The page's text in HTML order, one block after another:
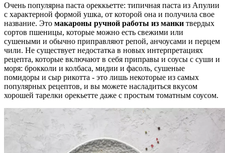
Очень популярна паста ореккьетте: типичная паста из Апулии
с характерной формой ушка, от которой она и получила свое
название. Это макароны ручной работы из манки твердых
сортов пшеницы, которые можно есть свежими или
сушеными и обычно приправляют репой, анчоусами и перцем
чили. Не существует недостатка в новых интерпретациях
рецепта, которые включают в себя приправы и соусы с суши и
моря: брокколи и колбаса, мидии и фасоль, сушеные
помидоры и сыр рикотта - это лишь некоторые из самых
популярных рецептов, и вы можете насладиться вкусом
хорошей тарелки орекьетте даже с простым томатным соусом.